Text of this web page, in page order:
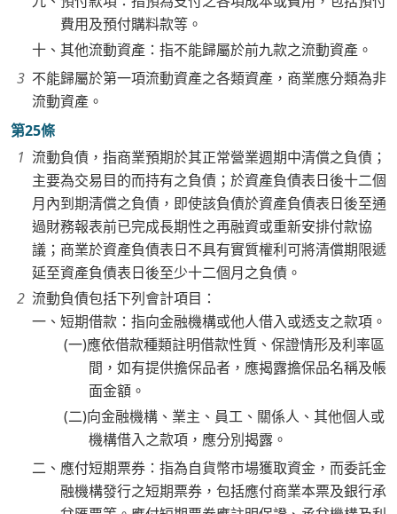
費用及預付購料款等。
十、其他流動資產：指不能歸屬於前九款之流動資產。
不能歸屬於第一項流動資產之各類資產，商業應分類為非
流動資產。
第25條
流動負債，指商業預期於其正常營業週期中清償之負債；
主要為交易目的而持有之負債；於資產負債表日後十二個
月內到期清償之負債，即使該負債於資產負債表日後至通
過財務報表前已完成長期性之再融資或重新安排付款協
議；商業於資產負債表日不具有實質權利可將清償期限遞
延至資產負債表日後至少十二個月之負債。
流動負債包括下列會計項目：
一、短期借款：指向金融機構或他人借入或透支之款項。
(一)應依借款種類註明借款性質、保證情形及利率區
間，如有提供擔保品者，應揭露擔保品名稱及帳
面金額。
(二)向金融機構、業主、員工、關係人、其他個人或
機構借入之款項，應分別揭露。
二、應付短期票券：指為自貨幣市場獲取資金，而委託金
融機構發行之短期票券，包括應付商業本票及銀行承